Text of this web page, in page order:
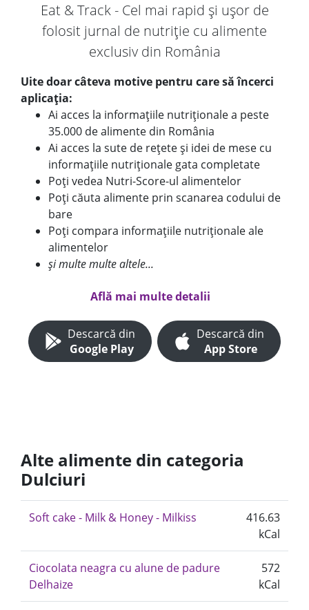
Eat & Track - Cel mai rapid și ușor de
folosit jurnal de nutriție cu alimente
exclusiv din România
Uite doar câteva motive pentru care să încerci
aplicația:
Ai acces la informațiile nutriționale a peste
35.000 de alimente din România
Ai acces la sute de rețete și idei de mese cu
informațiile nutriționale gata completate
Poți vedea Nutri-Score-ul alimentelor
Poți căuta alimente prin scanarea codului de
bare
Poți compara informațiile nutriționale ale
alimentelor
și multe multe altele...
Află mai multe detalii
Descarcă din
Google Play
Descarcă din
App Store
Alte alimente din categoria
Dulciuri
Soft cake - Milk & Honey - Milkiss
416.63
kCal
Ciocolata neagra cu alune de padure
Delhaize
572
kCal